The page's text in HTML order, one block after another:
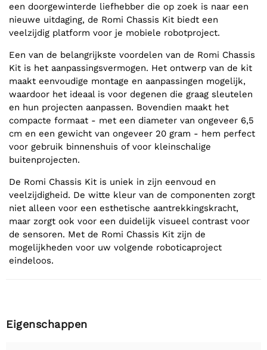
een doorgewinterde liefhebber die op zoek is naar een
nieuwe uitdaging, de Romi Chassis Kit biedt een
veelzijdig platform voor je mobiele robotproject.
Een van de belangrijkste voordelen van de Romi Chassis
Kit is het aanpassingsvermogen. Het ontwerp van de kit
maakt eenvoudige montage en aanpassingen mogelijk,
waardoor het ideaal is voor degenen die graag sleutelen
en hun projecten aanpassen. Bovendien maakt het
compacte formaat - met een diameter van ongeveer 6,5
cm en een gewicht van ongeveer 20 gram - hem perfect
voor gebruik binnenshuis of voor kleinschalige
buitenprojecten.
De Romi Chassis Kit is uniek in zijn eenvoud en
veelzijdigheid. De witte kleur van de componenten zorgt
niet alleen voor een esthetische aantrekkingskracht,
maar zorgt ook voor een duidelijk visueel contrast voor
de sensoren. Met de Romi Chassis Kit zijn de
mogelijkheden voor uw volgende roboticaproject
eindeloos.
Eigenschappen